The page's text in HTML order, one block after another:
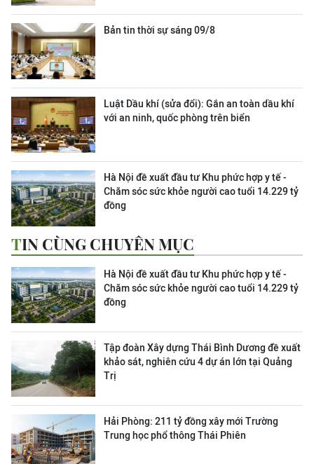
Bản tin thời sự sáng 09/8
Luật Dầu khí (sửa đổi): Gắn an toàn dầu khí
với an ninh, quốc phòng trên biển
Hà Nội đề xuất đầu tư Khu phức hợp y tế -
Chăm sóc sức khỏe người cao tuổi 14.229 tỷ
đồng
TIN CÙNG CHUYÊN MỤC
Hà Nội đề xuất đầu tư Khu phức hợp y tế -
Chăm sóc sức khỏe người cao tuổi 14.229 tỷ
đồng
Tập đoàn Xây dựng Thái Bình Dương đề xuất
khảo sát, nghiên cứu 4 dự án lớn tại Quảng
Trị
Hải Phòng: 211 tỷ đồng xây mới Trường
Trung học phổ thông Thái Phiên